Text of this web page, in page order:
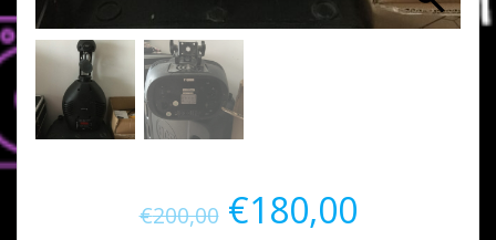
€200,00 Le
€180,00Le